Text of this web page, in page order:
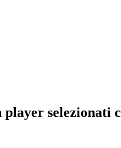
selezionati